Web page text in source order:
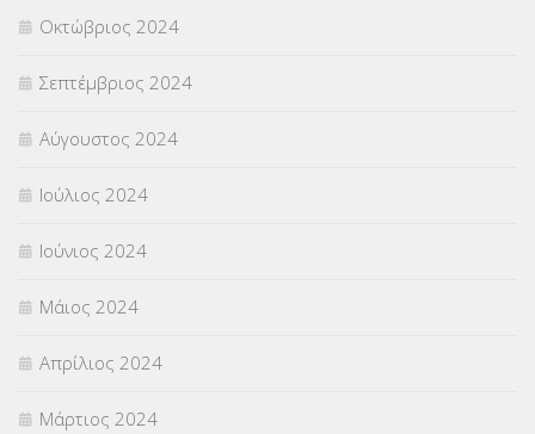
Οκτώβριος 2024
Σεπτέμβριος 2024
Αύγουστος 2024
Ιούλιος 2024
Ιούνιος 2024
Μάιος 2024
Απρίλιος 2024
Μάρτιος 2024